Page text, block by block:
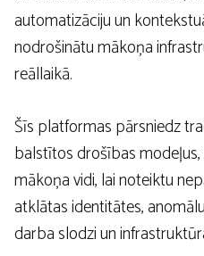
automatizāciju un
nodrošinātu mākoņa
reāllaikā.
Šīs platformas pārsniedz
balstītos drošības
mākoņa vidi, lai noteiktu
atklātas identitātes,
darba slodzi un